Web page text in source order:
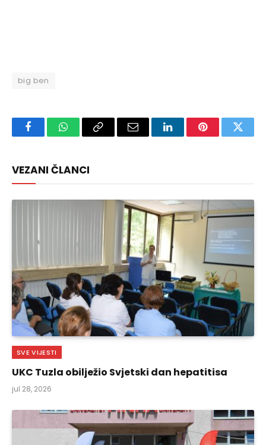
big ben
FacebookWhatsAppCopy
Email LinkedInPinterest
VEZANI ČLANCI
SVE VIJESTI
UKC Tuzla obilježio Svjetski dan hepatitisa
jul 28, 2026